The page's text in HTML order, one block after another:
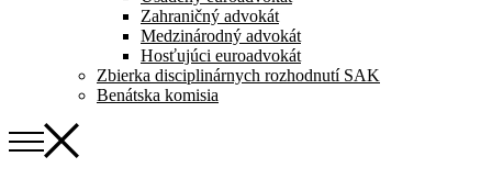
Zahraničný advokát
Medzinárodný advokát
Hosťujúci euroadvokát
Zbierka disciplinárnych rozhodnutí SAK
Benátska komisia